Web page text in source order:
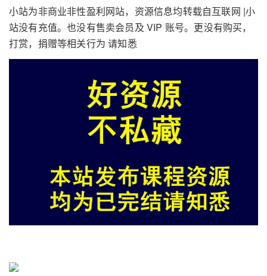
小站为非商业非性盈利网站，资源信息均转载自互联网 |小
站没有充值。也没有售卖会员及 VIP 账号。更没有购买，
打赏，捐赠等相关行为 请知悉